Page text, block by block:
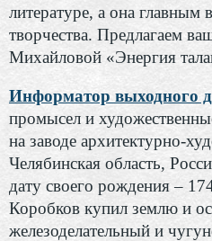
литературе, а она главным
творчества. Предлагаем
Михайловой «Энергия
Информатор выходного
промысел и
на заводе архитектурно-
Челябинская область,
дату своего рождения –
Коробков купил землю и
железоделательный и